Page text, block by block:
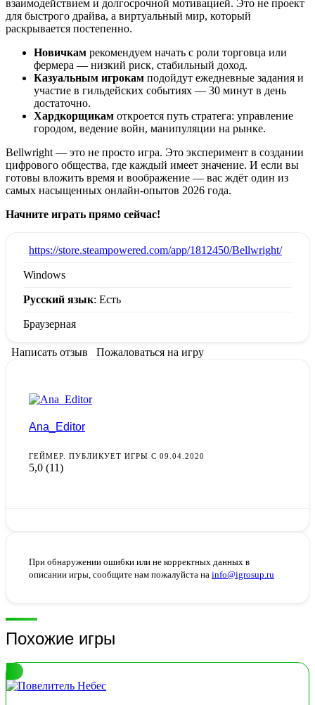
взаимодействием и долгосрочной мотивацией. Это не проект
для быстрого драйва, а виртуальный мир, который
раскрывается постепенно.
Новичкам рекомендуем начать с роли торговца или
фермера — низкий риск, стабильный доход.
Казуальным игрокам подойдут ежедневные задания и
участие в гильдейских событиях — 30 минут в день
достаточно.
Хардкорщикам откроется путь стратега: управление
городом, ведение войн, манипуляции на рынке.
Bellwright — это не просто игра. Это эксперимент в создании
цифрового общества, где каждый имеет значение. И если вы
готовы вложить время и воображение — вас ждёт один из
самых насыщенных онлайн-опытов 2026 года.
Начните играть прямо сейчас!
https://store.steampowered.com/app/1812450/Bellwright/
Windows
Русский язык: Есть
Браузерная
Написать отзыв Пожаловаться на игру
Ana_Editor
ГЕЙМЕР. ПУБЛИКУЕТ ИГРЫ С 09.04.2020
5,0 (11)
При обнаружении ошибки или не корректных данных в
описании игры, сообщите нам пожалуйста на info@igrosup.ru
Похожие игры